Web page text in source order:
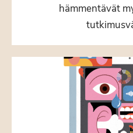
hämmentävät